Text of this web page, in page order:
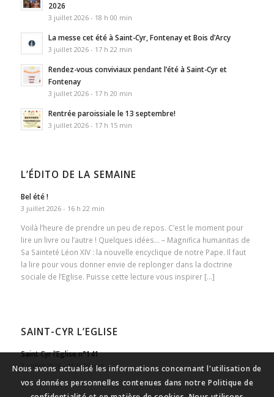
2026
3 juillet 2026 - 18 h 00 min
La messe cet été à Saint-Cyr, Fontenay et Bois d’Arcy
3 juillet 2026 - 17 h 22 min
Rendez-vous conviviaux pendant l’été à Saint-Cyr et
Fontenay
3 juillet 2026 - 17 h 20 min
Rentrée paroissiale le 13 septembre!
3 juillet 2026 - 17 h 15 min
L’ÉDITO DE LA SEMAINE
Bel été !
3 juillet 2026 - 16 h 22 min
Voilà l’heure de prendre un peu de repos. C’est le moment pour
lire un livre ou l’autre ! Quelques idées… – Magnifica humanitas de
Sa Sainteté Léon XIV : la nouvelle encyclique de notre Pape. Il faut
la lire pour vous donner envie de replonger dans la doctrine
sociale de l’Eglise. Puisse cette lecture vous inspirer […]
SAINT-CYR L’EGLISE
Saint Cyr l’Eglise n°141
3 juillet 2026 - 16 h 15 min
Nous avons actualisé les informations concernant l'utilisation de
vos données personnelles contenues dans notre Politique de